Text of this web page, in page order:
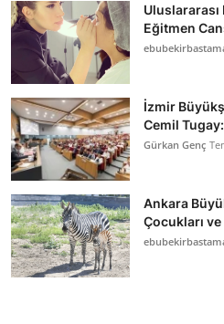
Uluslararası
Eğitmen
İzmir
Cemil Tugay:
Gürkan Genç
Ankara
Çocukları